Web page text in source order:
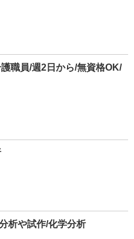
職員/週2日から/無資格OK/
析や試作/化学分析